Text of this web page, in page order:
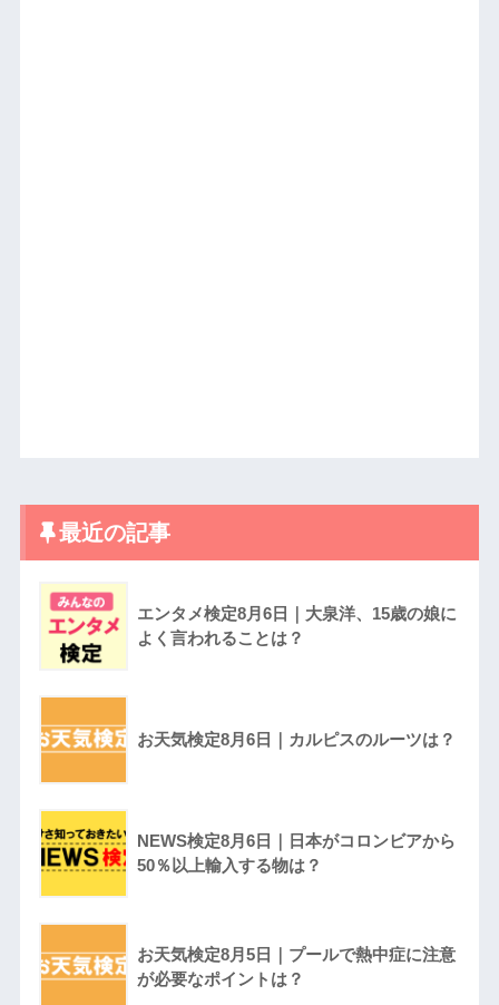
最近の記事
エンタメ検定8月6日｜大泉洋、15歳の娘に
よく言われることは？
お天気検定8月6日｜カルピスのルーツは？
NEWS検定8月6日｜日本がコロンビアから
50％以上輸入する物は？
お天気検定8月5日｜プールで熱中症に注意
が必要なポイントは？